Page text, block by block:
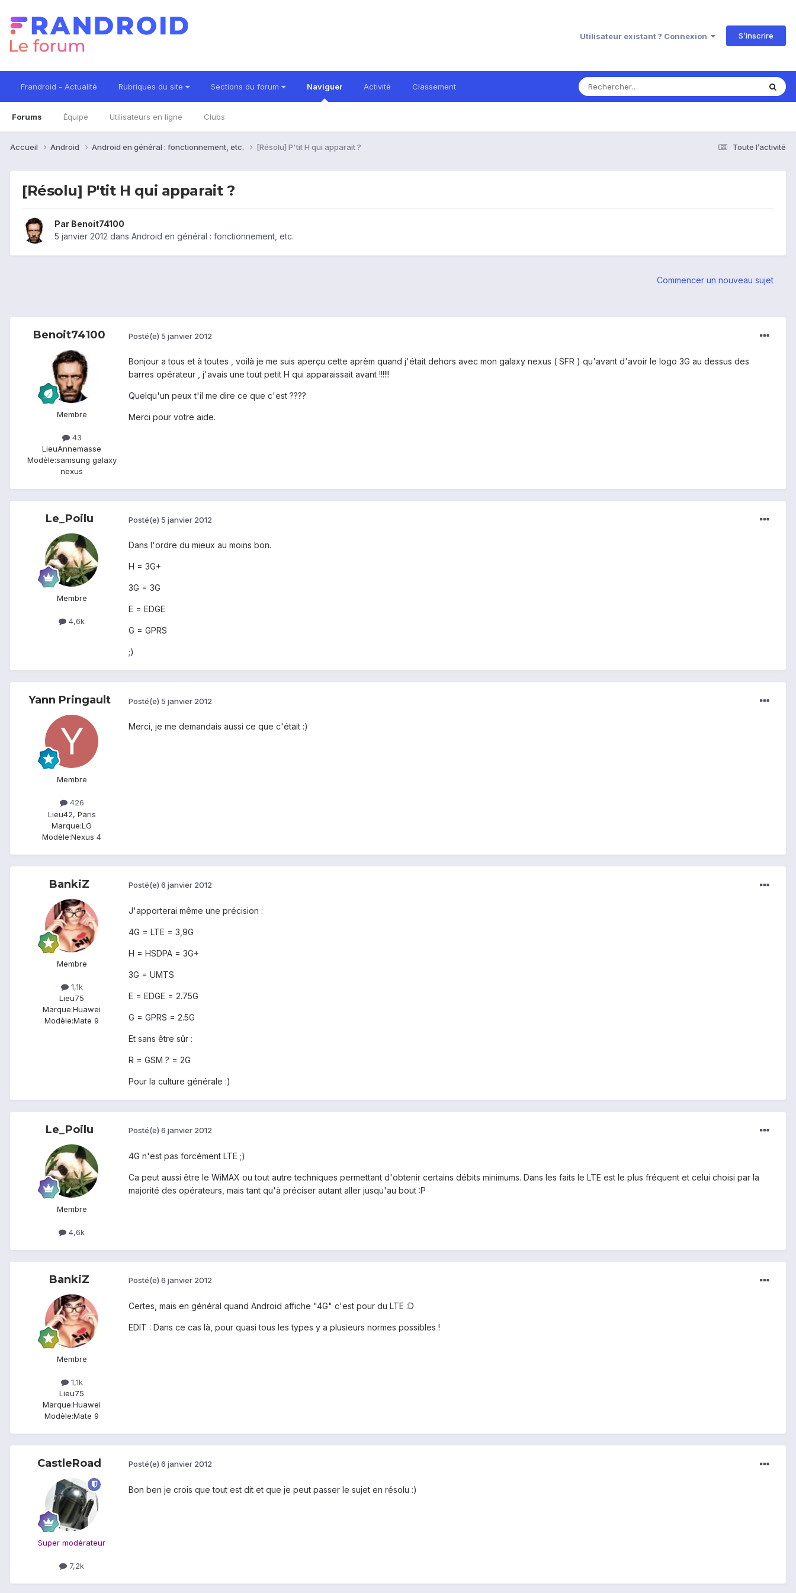
Utilisateur existant ? Connexion S’inscrire
Frandroid - Actualité Rubriques du site Sections du forum Naviguer
Forums Équipe Utilisateurs en ligne Clubs
Activité Classement
Toute l’activité
Accueil Android Android en général : fonctionnement, etc. [Résolu] P'tit H qui apparait ?
[Résolu] P'tit H qui apparait ?
Par Benoit74100
5 janvier 2012 dans Android en général : fonctionnement, etc.
Commencer un nouveau sujet
Benoit74100
Membre
43
LieuAnnemasse
Modèle:samsung galaxy
nexus
Posté(e) 5 janvier 2012
Bonjour a tous et à toutes , voilà je me suis aperçu cette aprèm quand j'était dehors avec mon galaxy nexus ( SFR ) qu'avant d'avoir le logo 3G au dessus des
barres opérateur , j'avais une tout petit H qui apparaissait avant !!!!!!
Quelqu'un peux t'il me dire ce que c'est ????
Merci pour votre aide.
Le_Poilu
Membre
4,6k
Posté(e) 5 janvier 2012
Dans l'ordre du mieux au moins bon.
H = 3G+
3G = 3G
E = EDGE
G = GPRS
;)
Yann Pringault
Membre
426
Lieu42, Paris
Marque:LG
Modèle:Nexus 4
Posté(e) 5 janvier 2012
Merci, je me demandais aussi ce que c'était :)
BankiZ
Membre
1,1k
Lieu75
Marque:Huawei
Modèle:Mate 9
Posté(e) 6 janvier 2012
J'apporterai même une précision :
4G = LTE = 3,9G
H = HSDPA = 3G+
3G = UMTS
E = EDGE = 2.75G
G = GPRS = 2.5G
Et sans être sûr :
R = GSM ? = 2G
Pour la culture générale :)
Le_Poilu
Membre
4,6k
Posté(e) 6 janvier 2012
4G n'est pas forcément LTE ;)
Ca peut aussi être le WiMAX ou tout autre techniques permettant d'obtenir certains débits minimums. Dans les faits le LTE est le plus fréquent et celui choisi par la
majorité des opérateurs, mais tant qu'à préciser autant aller jusqu'au bout :P
BankiZ
Membre
1,1k
Lieu75
Marque:Huawei
Modèle:Mate 9
Posté(e) 6 janvier 2012
Certes, mais en général quand Android affiche "4G" c'est pour du LTE :D
EDIT : Dans ce cas là, pour quasi tous les types y a plusieurs normes possibles !
CastleRoad
Super modérateur
7,2k
Posté(e) 6 janvier 2012
Bon ben je crois que tout est dit et que je peut passer le sujet en résolu :)